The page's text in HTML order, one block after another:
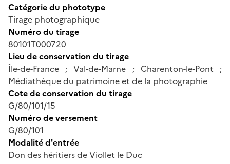
Catégorie du phototype
Tirage photographique
Numéro du tirage
80101T000720
Lieu de conservation du tirage
Île-de-France ; Val-de-Marne ; Charenton-le-Pont ;
Médiathèque du patrimoine et de la photographie
Cote de conservation du tirage
G/80/101/15
Numéro de versement
G/80/101
Modalité d'entrée
Don des héritiers de Viollet le Duc